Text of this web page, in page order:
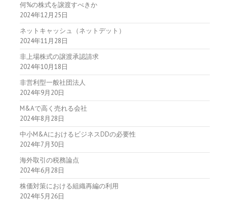
何%の株式を譲渡すべきか
2024年12月25日
ネットキャッシュ（ネットデット）
2024年11月28日
非上場株式の譲渡承認請求
2024年10月18日
非営利型一般社団法人
2024年9月20日
M&Aで高く売れる会社
2024年8月28日
中小M&AにおけるビジネスDDの必要性
2024年7月30日
海外取引の税務論点
2024年6月28日
株価対策における組織再編の利用
2024年5月26日